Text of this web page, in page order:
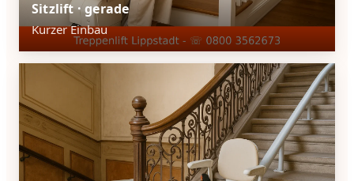
Sitzlift · gerade
Kurzer Einbau